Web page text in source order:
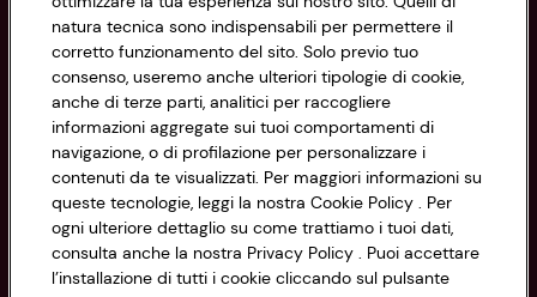
Privacy Policy
Cookie Policy
Impostazioni Cookie
Accessibilità
CONAD SOCIETÀ COOPERATIVA
Via Michelino, 59 | 40127 BOLOGNA
Codice Fiscale e Registro Imprese
di Bologna 00865960157
PARTITA IVA 03320960374
natura tecnica sono indispensabili per permettere il
corretto funzionamento del sito. Solo previo tuo
consenso, useremo anche ulteriori tipologie di cookie,
anche di terze parti, analitici per raccogliere
informazioni aggregate sui tuoi comportamenti di
navigazione, o di profilazione per personalizzare i
contenuti da te visualizzati. Per maggiori informazioni su
queste tecnologie, leggi la nostra Cookie Policy . Per
ogni ulteriore dettaglio su come trattiamo i tuoi dati,
consulta anche la nostra Privacy Policy . Puoi accettare
l’installazione di tutti i cookie cliccando sul pulsante